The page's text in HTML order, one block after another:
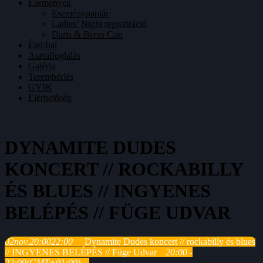
Események
Eseménynaptár
Ladies’ Night regisztráció
Darts & Beers Cup
Étel/Ital
Asztalfoglalás
Galéria
Terembérlés
GYIK
Elérhetőség
DYNAMITE DUDES
KONCERT // ROCKABILLY
ÉS BLUES // INGYENES
BELÉPÉS // FÜGE UDVAR
02nov.20:0022:00
Dynamite Dudes koncert // rockabilly és blues
// INGYENES BELÉPÉS // Füge Udvar
20:00 -